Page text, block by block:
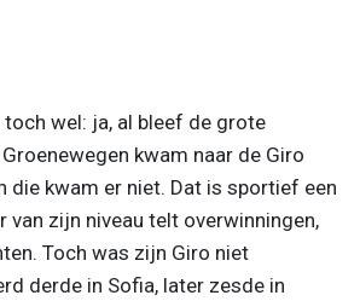
wel: ja, al bleef de grote
kwam naar de Giro
die kwam er niet. Dat is sportief een
van zijn niveau telt overwinningen,
Toch was zijn Giro niet
derde in Sofia, later zesde in